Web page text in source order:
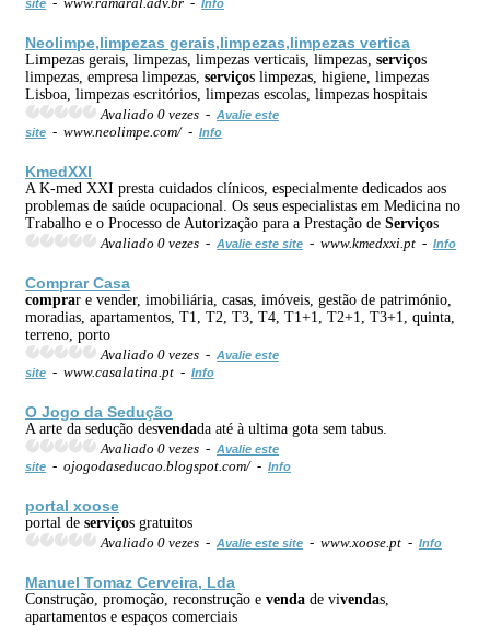
site
Info
Neolimpe,limpezas gerais,limpezas,limpezas vertica
Limpezas gerais, limpezas, limpezas verticais, limpezas, serviços
limpezas, empresa limpezas, serviços limpezas, higiene, limpezas
Lisboa, limpezas escritórios, limpezas escolas, limpezas hospitais
Avaliado 0 vezes - Avalie este
site - www.neolimpe.com/ - Info
KmedXXI
A K-med XXI presta cuidados clínicos, especialmente dedicados aos
problemas de saúde ocupacional. Os seus especialistas em Medicina no
Trabalho e o Processo de Autorização para a Prestação de Serviços
Avaliado 0 vezes - Avalie este site - www.kmedxxi.pt - Info
Comprar Casa
comprar e vender, imobiliária, casas, imóveis, gestão de património,
moradias, apartamentos, T1, T2, T3, T4, T1+1, T2+1, T3+1, quinta,
terreno, porto
Avaliado 0 vezes - Avalie este
site - www.casalatina.pt - Info
O Jogo da Sedução
A arte da sedução desvendada até à ultima gota sem tabus.
Avaliado 0 vezes - Avalie este
site - ojogodaseducao.blogspot.com/ - Info
portal xoose
portal de serviços gratuitos
Avaliado 0 vezes - Avalie este site - www.xoose.pt - Info
Manuel Tomaz Cerveira, Lda
Construção, promoção, reconstrução e venda de vivendas,
apartamentos e espaços comerciais